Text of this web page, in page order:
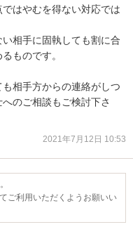
はやむを得ない対応では
相手に固執しても割に合
ものです。
相手方からの連絡がしつ
のご相談もご検討下さ
2021年7月12日 10:53
ご利用いただくようお願いい